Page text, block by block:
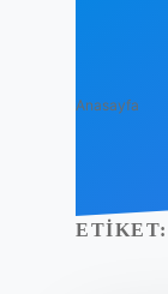
Anasayfa
ETIKET: